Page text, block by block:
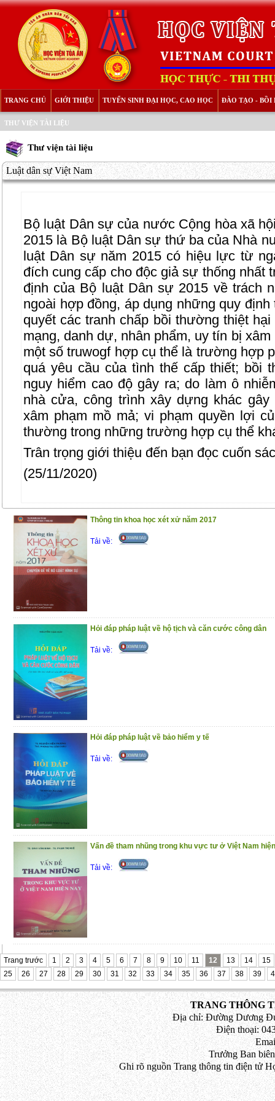
TRANG CHỦ GIỚI THIỆU TUYỂN SINH ĐẠI HỌC, CAO HỌC ĐÀO TẠO - BỒI
THƯ VIỆN TÀI LIỆU
Thư viện tài liệu
Luật dân sự Việt Nam
Bộ luật Dân sự của nước Cộng hòa xã
2015 là Bộ luật Dân sự thứ ba của Nhà
luật Dân sự năm 2015 có hiệu lực từ
đích cung cấp cho độc giả sự thống nhất
định của Bộ luật Dân sự 2015 về trách
ngoài hợp đồng, áp dụng những quy
quyết các tranh chấp bồi thường thiệt
mạng, danh dự, nhân phẩm, uy tín bị
một số truwogf hợp cụ thể là trường hợp
quá yêu cầu của tình thế cấp thiết; bồi
nguy hiểm cao độ gây ra; do làm ô
nhà cửa, công trình xây dựng khác
xâm phạm mồ mả; vi phạm quyền lợi
thường trong những trường hợp cụ thể
Trân trọng giới thiệu đến bạn đọc cuốn
(25/11/2020)
Thông tin khoa học xét xử năm 2017
Tải về:
Hỏi đáp pháp luật về hộ tịch và căn cước công dân
Tải về:
Hỏi đáp pháp luật về bảo hiểm y tế
Tải về:
Vấn đề tham nhũng trong khu vực tư ở Việt Nam
Tải về:
Trang trước 1 2 3 4 5 6 7 8 9 10 11 12 13 14
15
25
26 27 28 29 30 31 32 33 34 35 36 37 38 39
TRANG THÔNG
Địa chỉ: Đường Dương
Điện thoại:
Trưởng Ban
Ghi rõ nguồn Trang thông tin điện tử